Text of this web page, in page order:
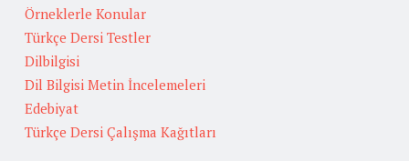
Örneklerle Konular
Türkçe Dersi Testler
Dilbilgisi
Dil Bilgisi Metin İncelemeleri
Edebiyat
Türkçe Dersi Çalışma Kağıtları